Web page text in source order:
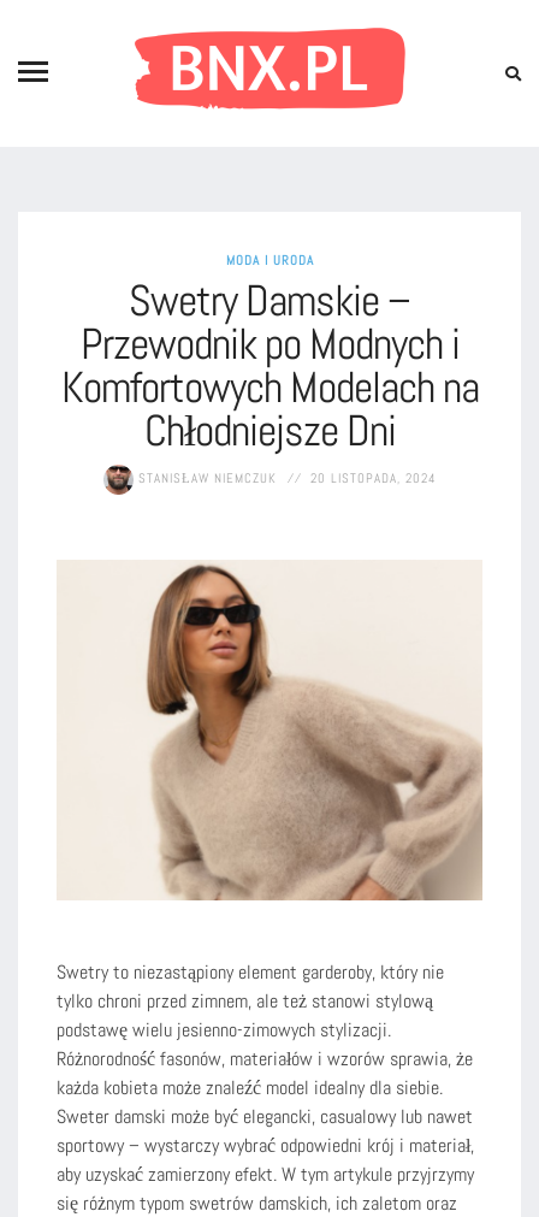
MODA I URODA
Swetry Damskie –
Przewodnik po Modnych i
Komfortowych Modelach na
Chłodniejsze Dni
STANISŁAW NIEMCZUK 20 LISTOPADA, 2024
Swetry to niezastąpiony element garderoby, który nie
tylko chroni przed zimnem, ale też stanowi stylową
podstawę wielu jesienno-zimowych stylizacji.
Różnorodność fasonów, materiałów i wzorów sprawia, że
każda kobieta może znaleźć model idealny dla siebie.
Sweter damski może być elegancki, casualowy lub nawet
sportowy – wystarczy wybrać odpowiedni krój i materiał,
aby uzyskać zamierzony efekt. W tym artykule przyjrzymy
się różnym typom swetrów damskich, ich zaletom oraz